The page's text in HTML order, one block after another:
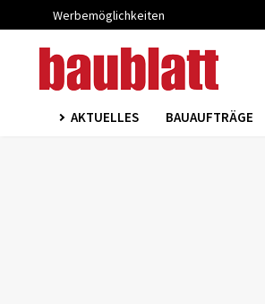
Werbemöglichkeiten
AKTUELLES BAUAUFTRÄGE